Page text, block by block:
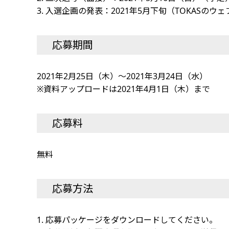
3. 入選企画の発表：2021年5月下旬（TOKASのウェ
応募期間
2021年2月25日（木）～2021年3月24日（水）
※資料アップロードは2021年4月1日（木）まで
応募料
無料
応募方法
1. 応募パッケージをダウンロードしてください。